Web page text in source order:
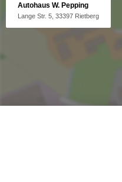
Autohaus W. Pepping
Lange Str. 5, 33397 Rietberg